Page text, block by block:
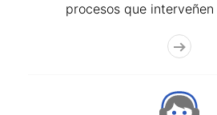
procesos que